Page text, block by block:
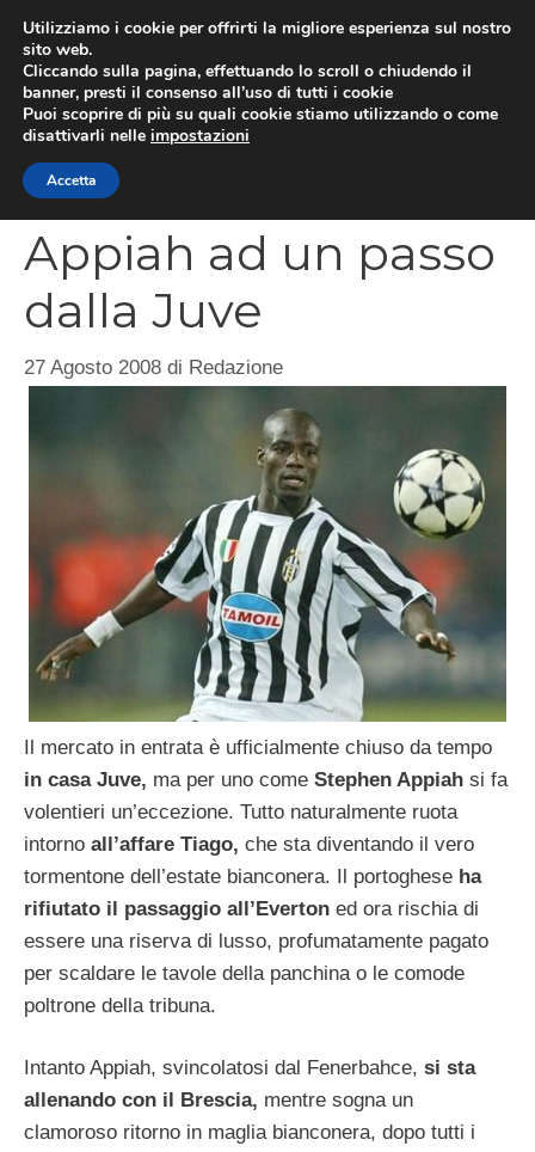
contenuto
Appiah ad un passo
dalla Juve
27 Agosto 2008 di Redazione
Il mercato in entrata è ufficialmente chiuso da tempo
in casa Juve, ma per uno come Stephen Appiah si fa
volentieri un’eccezione. Tutto naturalmente ruota
intorno all’affare Tiago, che sta diventando il vero
tormentone dell’estate bianconera. Il portoghese ha
rifiutato il passaggio all’Everton ed ora rischia di
essere una riserva di lusso, profumatamente pagato
per scaldare le tavole della panchina o le comode
poltrone della tribuna.
Intanto Appiah, svincolatosi dal Fenerbahce, si sta
allenando con il Brescia, mentre sogna un
clamoroso ritorno in maglia bianconera, dopo tutti i
Utilizziamo i cookie per offrirti la migliore esperienza sul nostro
sito web.
Cliccando sulla pagina, effettuando lo scroll o chiudendo il
banner, presti il consenso all’uso di tutti i cookie
Puoi scoprire di più su quali cookie stiamo utilizzando o come
disattivarli nelle impostazioni
Accetta